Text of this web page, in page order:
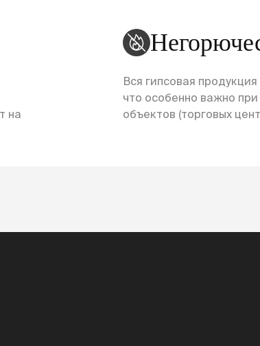
на
Вся гипсовая
что особенно важно
объектов (торговых